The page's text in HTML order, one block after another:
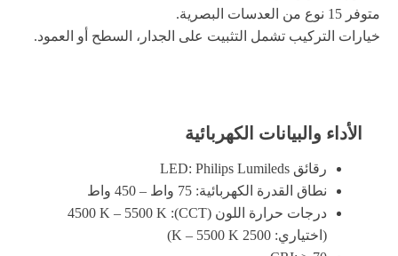
متوفر 15 نوع من العدسات البصرية.
خيارات التركيب تشمل التثبيت على الجدار، السطح أو العمود.
الأداء والبيانات الكهربائية
رقائق LED: Philips Lumileds
نطاق القدرة الكهربائية: 75 واط – 450 واط
درجات حرارة اللون (CCT): 4500 K – 5500 K
(اختياري: 2500 K – 5500 K)